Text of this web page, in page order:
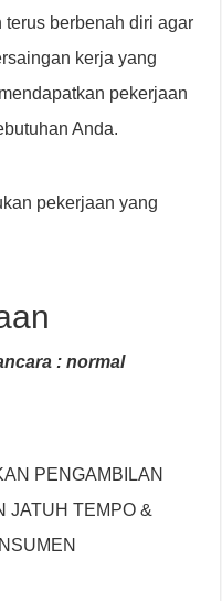
berbenah diri agar
kerja yang
pekerjaan
Anda.
pekerjaan yang
: normal
PENGAMBILAN
JATUH TEMPO &